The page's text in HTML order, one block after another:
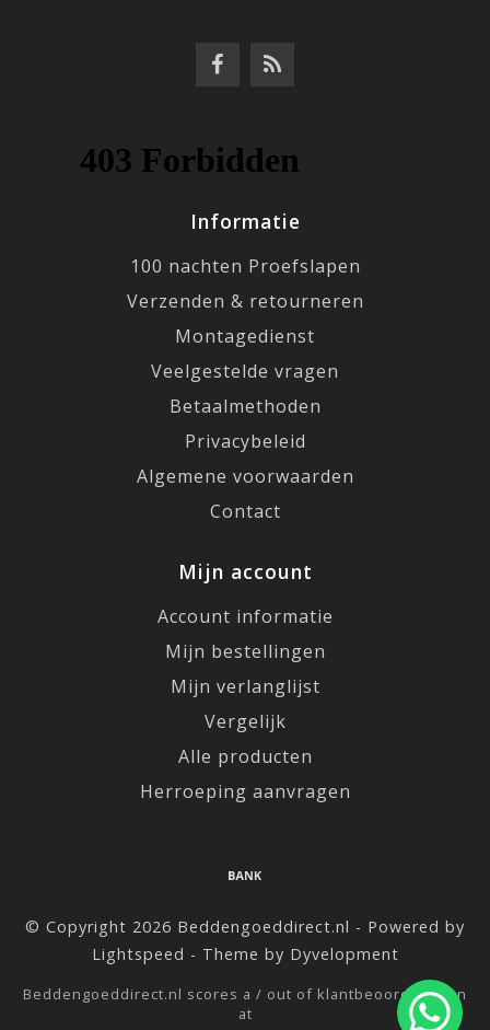
Informatie
100 nachten Proefslapen
Verzenden & retourneren
Montagedienst
Veelgestelde vragen
Betaalmethoden
Privacybeleid
Algemene voorwaarden
Contact
Mijn account
Account informatie
Mijn bestellingen
Mijn verlanglijst
Vergelijk
Alle producten
Herroeping aanvragen
© Copyright 2026 Beddengoeddirect.nl - Powered by
Lightspeed - Theme by Dyvelopment
Beddengoeddirect.nl scores a / out of klantbeoordelingen
at